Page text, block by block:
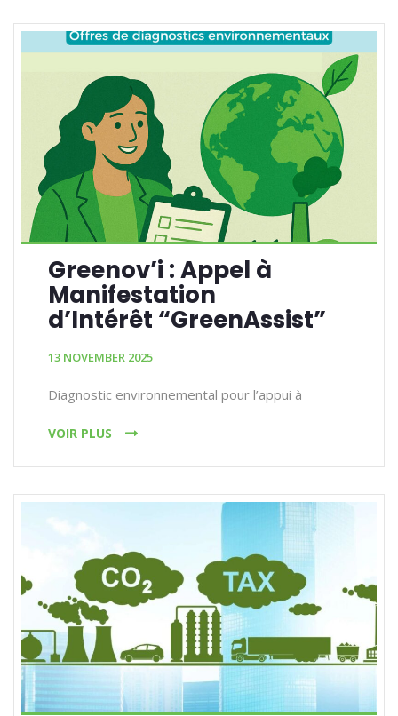
Greenov’i : Appel à
Manifestation
d’Intérêt “GreenAssist”
13 NOVEMBER 2025
Diagnostic environnemental pour l’appui à
VOIR PLUS